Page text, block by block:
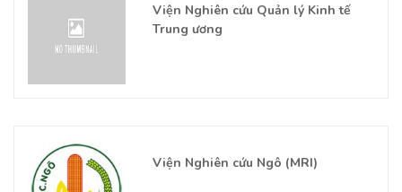
Viện Nghiên cứu Quản lý Kinh tế
Trung ương
Viện Nghiên cứu Ngô (MRI)